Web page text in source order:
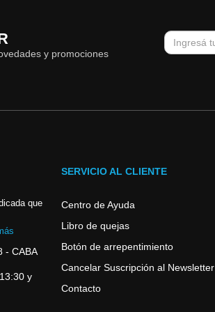
y promociones
que
- CABA
y
SERVICIO AL CLIENTE
Centro de Ayuda
Libro de quejas
Botón de arrepentimiento
Cancelar Suscripción al Newsletter
Contacto